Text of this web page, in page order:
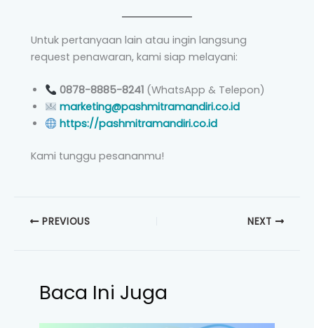
Untuk pertanyaan lain atau ingin langsung
request penawaran, kami siap melayani:
0878-8885-8241(WhatsApp & Telepon)
marketing@pashmitramandiri.co.id
https://pashmitramandiri.co.id
Kami tunggu pesananmu!
PREVIOUS NEXT
Baca Ini Juga